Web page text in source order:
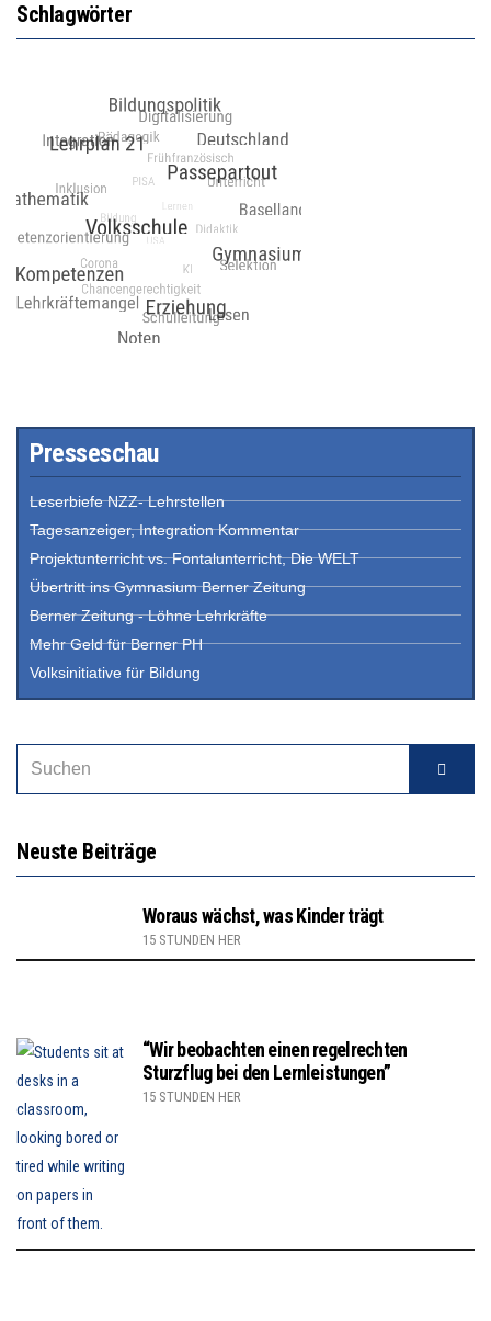
Schlagwörter
Presseschau
Leserbiefe NZZ- Lehrstellen
Tagesanzeiger, Integration Kommentar
Projektunterricht vs. Fontalunterricht, Die WELT
Übertritt ins Gymnasium Berner Zeitung
Berner Zeitung - Löhne Lehrkräfte
Mehr Geld für Berner PH
Volksinitiative für Bildung
Neuste Beiträge
Woraus wächst, was Kinder trägt
15 STUNDEN HER
“Wir beobachten einen regelrechten
Sturzflug bei den Lernleistungen”
15 STUNDEN HER